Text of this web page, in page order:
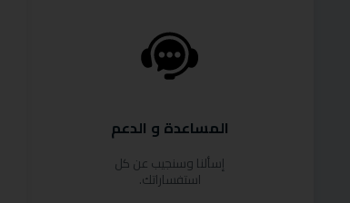
المساعدة و الدعم
إسألنا وسنجيب عن كل
استفساراتك.